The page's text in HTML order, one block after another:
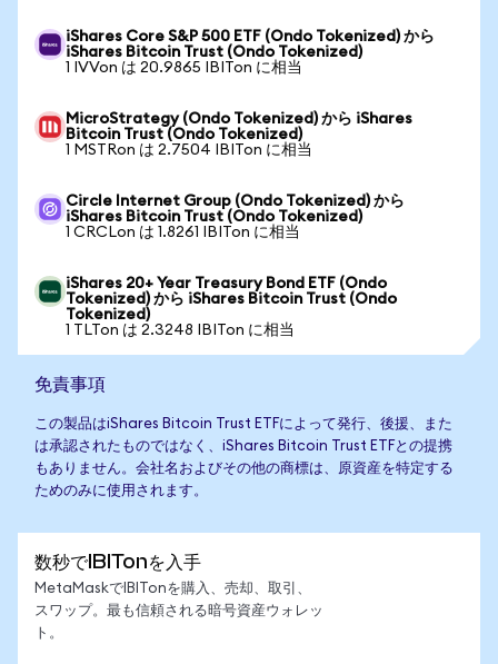
iShares Core S&P 500 ETF (Ondo Tokenized) から
iShares Bitcoin Trust (Ondo Tokenized)
1 IVVon は 20.9865 IBITon に相当
MicroStrategy (Ondo Tokenized) から iShares
Bitcoin Trust (Ondo Tokenized)
1 MSTRon は 2.7504 IBITon に相当
Circle Internet Group (Ondo Tokenized) から
iShares Bitcoin Trust (Ondo Tokenized)
1 CRCLon は 1.8261 IBITon に相当
iShares 20+ Year Treasury Bond ETF (Ondo
Tokenized) から iShares Bitcoin Trust (Ondo
Tokenized)
1 TLTon は 2.3248 IBITon に相当
免責事項
この製品はiShares Bitcoin Trust ETFによって発行、後援、また
は承認されたものではなく、iShares Bitcoin Trust ETFとの提携
もありません。会社名およびその他の商標は、原資産を特定する
ためのみに使用されます。
数秒でIBITonを入手
MetaMaskでIBITonを購入、売却、取引、
スワップ。最も信頼される暗号資産ウォレッ
ト。